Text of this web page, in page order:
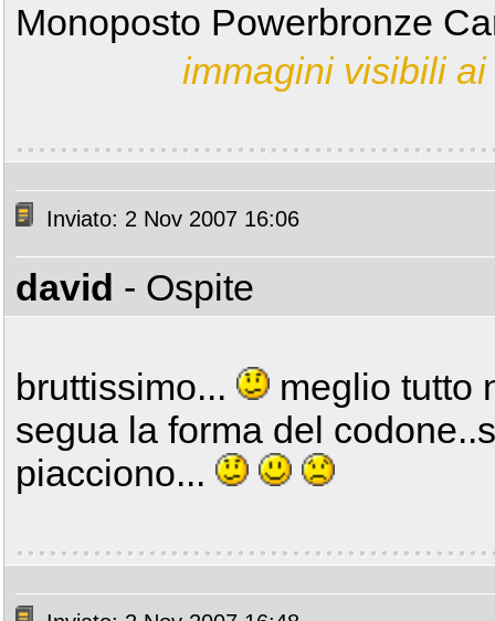
Monoposto Powerbronze
immagini visibili
Inviato: 2 Nov 2007 16:06
david - Ospite
bruttissimo...
meglio tutto
segua la forma del
piacciono...